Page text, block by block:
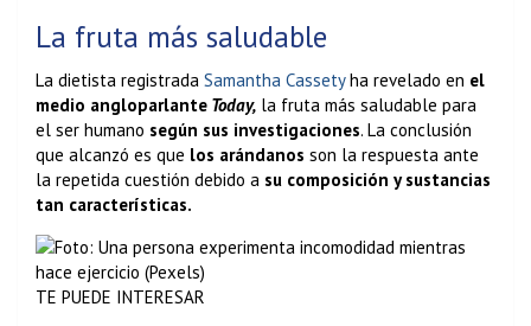
La fruta más saludable
La dietista registrada Samantha Cassetyha revelado en el
medio angloparlante Today, la fruta más saludable para
el ser humano según sus investigaciones. La conclusión
que alcanzó es que los arándanos son la respuesta ante
la repetida cuestión debido a su composición y sustancias
tan características.
TE PUEDE INTERESAR